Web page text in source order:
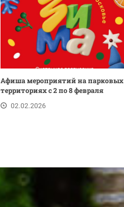
Афиша мероприятий на парковых
территориях с 2 по 8 февраля
02.02.2026